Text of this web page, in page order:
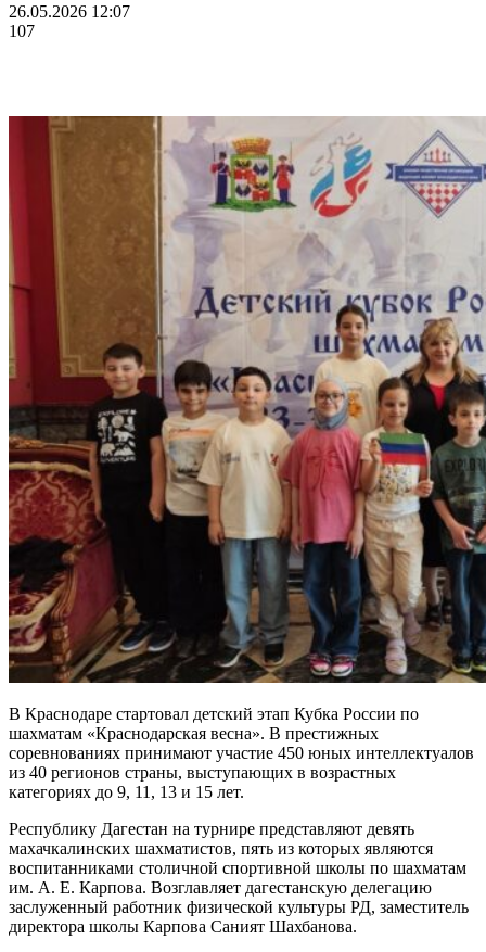
26.05.2026 12:07
107
В Краснодаре стартовал детский этап Кубка России по
шахматам «Краснодарская весна». В престижных
соревнованиях принимают участие 450 юных интеллектуалов
из 40 регионов страны, выступающих в возрастных
категориях до 9, 11, 13 и 15 лет.
Республику Дагестан на турнире представляют девять
махачкалинских шахматистов, пять из которых являются
воспитанниками столичной спортивной школы по шахматам
им. А. Е. Карпова. Возглавляет дагестанскую делегацию
заслуженный работник физической культуры РД, заместитель
директора школы Карпова Саният Шахбанова.